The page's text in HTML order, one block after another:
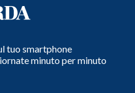
tuo smartphone
minuto per minuto